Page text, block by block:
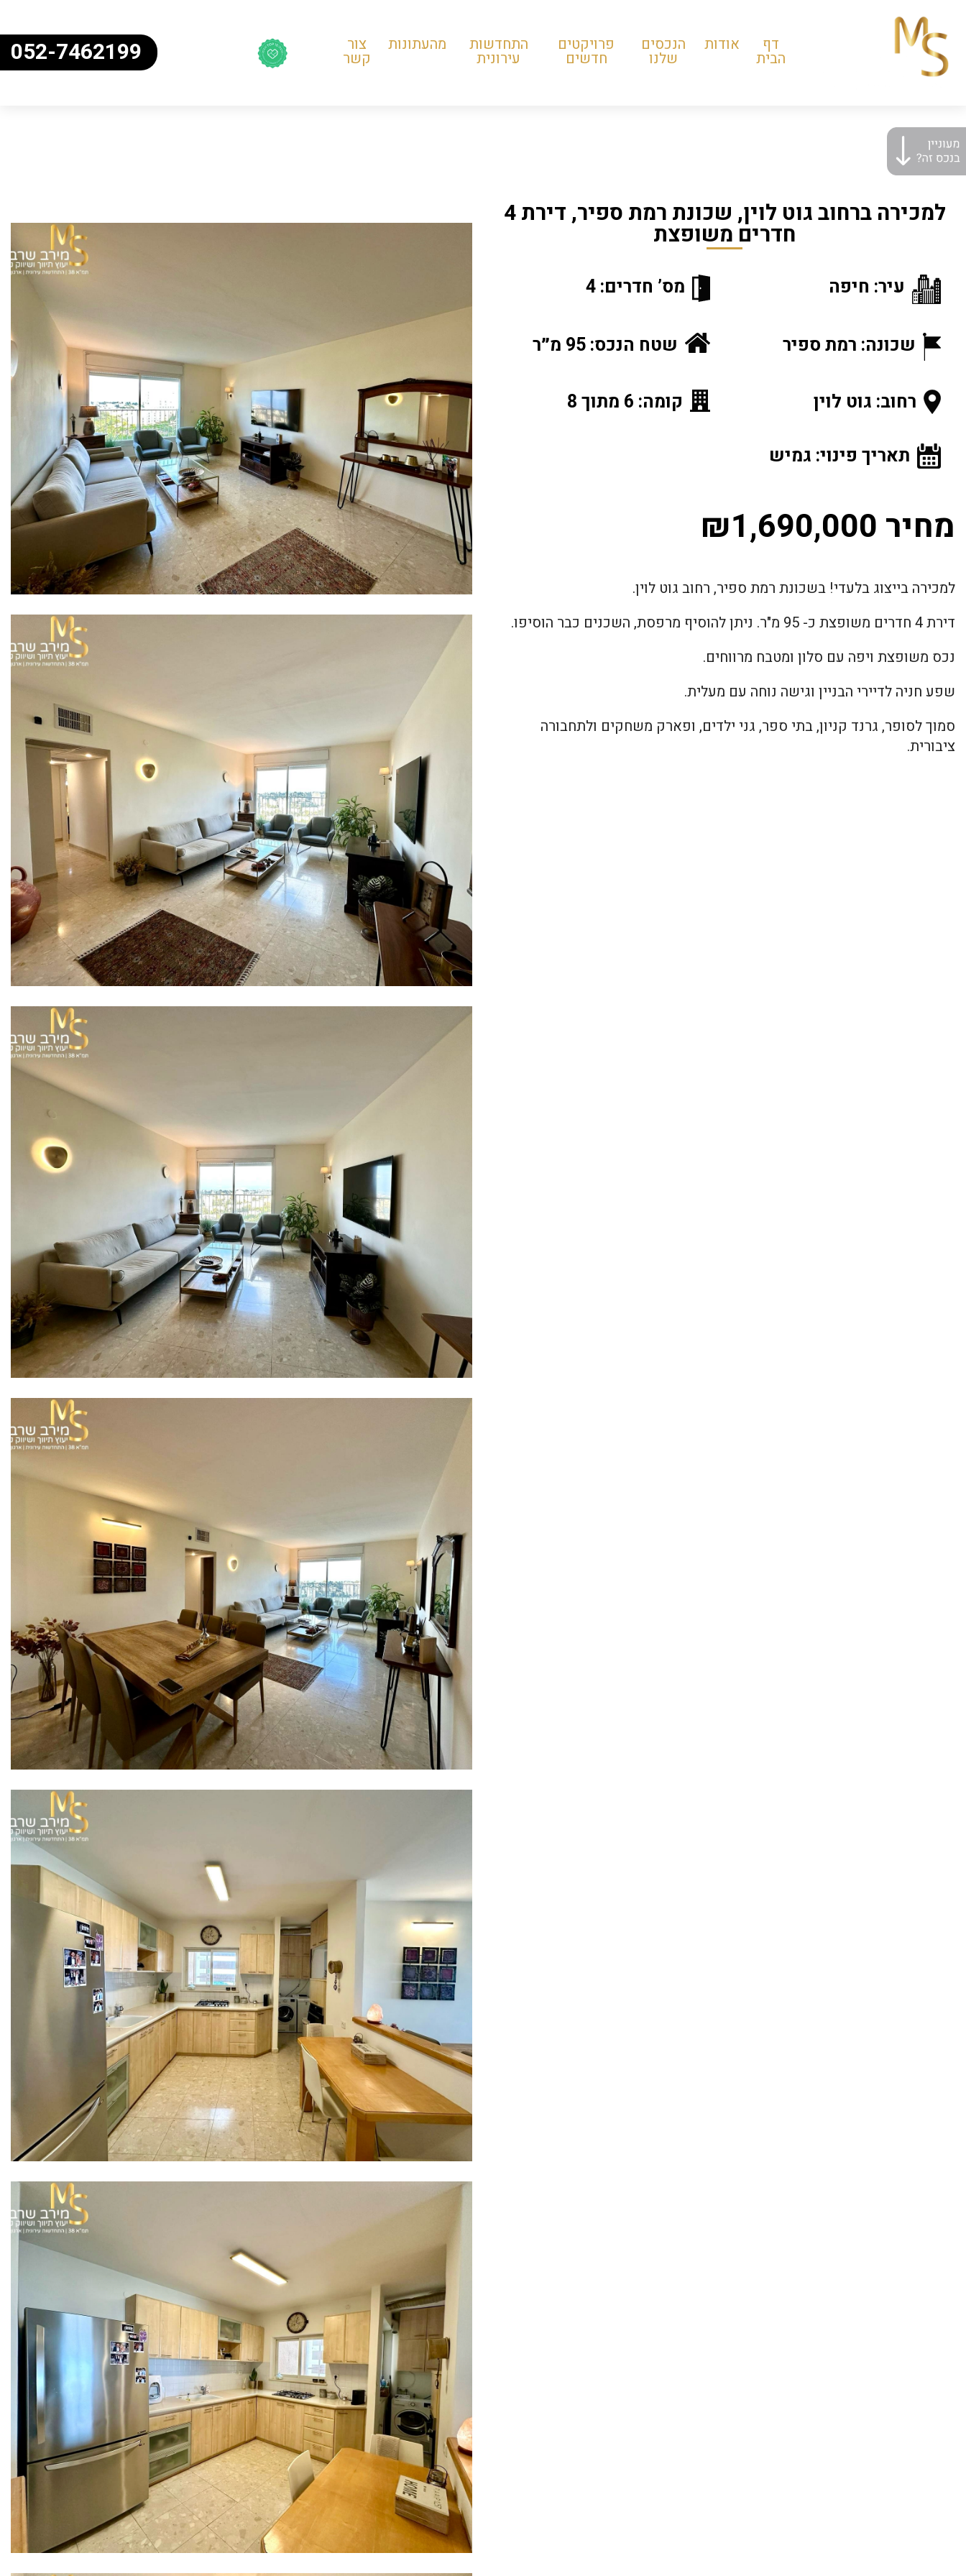
דף
הבית
אודות הנכסים
שלנו
פרויקטים
חדשים
התחדשות
עירונית
מהעתונות צור
קשר 052-7462199
למכירה ברחוב גוט לוין, שכונת רמת ספיר, דירת 4
חדרים משופצת
עיר: חיפה מס’ חדרים: 4
שכונה: רמת ספיר שטח הנכס: 95 מ״ר
רחוב: גוט לוין קומה: 6 מתוך 8
תאריך פינוי: גמיש
מחיר ₪1,690,000
למכירה בייצוג בלעדי! בשכונת רמת ספיר, רחוב גוט לוין.
דירת 4 חדרים משופצת כ- 95 מ"ר. ניתן להוסיף מרפסת, השכנים כבר הוסיפו.
נכס משופצת ויפה עם סלון ומטבח מרווחים.
שפע חניה לדיירי הבניין וגישה נוחה עם מעלית.
סמוך לסופר, גרנד קניון, בתי ספר, גני ילדים, ופארק משחקים ולתחבורה
ציבורית.